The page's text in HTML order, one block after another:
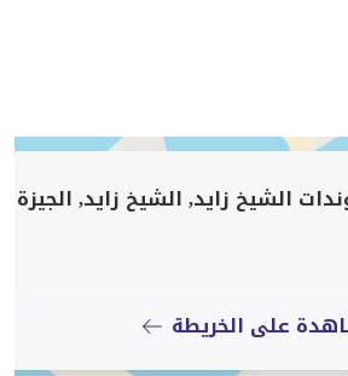
الشيخ زايد, الشيخ زايد, الجيزة
على الخريطة